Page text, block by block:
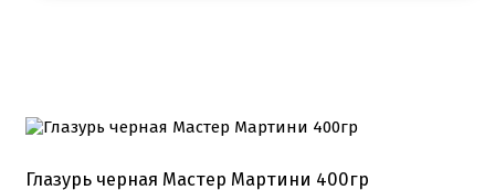
Глазурь черная Мастер Мартини 400гр